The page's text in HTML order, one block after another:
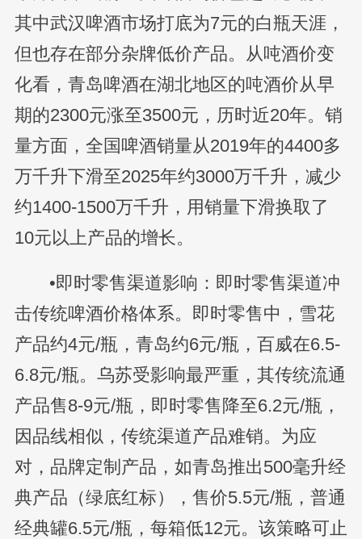
其中武汉啤酒市场打底为7元的白瓶天涯，
但也存在部分杂牌低价产品。从吨酒价变
化看，青岛啤酒在湖北地区的吨酒价从早
期的2300元涨至3500元，历时近20年。销
量方面，全国啤酒销量从2019年的4400多
万千升下滑至2025年约3000万千升，减少
约1400-1500万千升，用销量下滑换取了
10元以上产品的增长。
•即时零售渠道影响：即时零售渠道冲
击传统啤酒价格体系。即时零售中，雪花
产品约4元/瓶，青岛约6元/瓶，百威在6.5-
6.8元/瓶。乌苏受影响最严重，其传统流通
产品售8-9元/瓶，即时零售降至6.2元/瓶，
因品线相似，传统渠道产品难销。为应
对，品牌定制产品，如青岛推出500毫升经
典产品（绿底红标），售价5.5元/瓶，普通
经典罐6.5元/瓶，每箱低12元。该策略可止